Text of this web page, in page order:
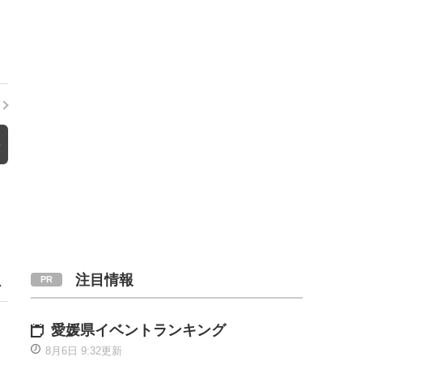
注目情報
愛媛県イベントランキング
8月6日 9:32更新